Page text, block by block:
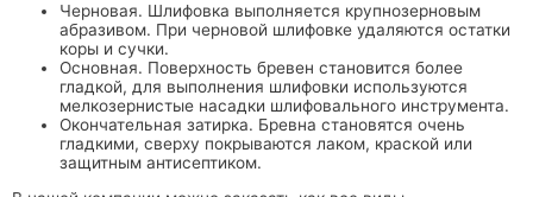
Черновая. Шлифовка выполняется крупнозерновым
абразивом. При черновой шлифовке удаляются остатки
коры и сучки.
Основная. Поверхность бревен становится более
гладкой, для выполнения шлифовки используются
мелкозернистые насадки шлифовального инструмента.
Окончательная затирка. Бревна становятся очень
гладкими, сверху покрываются лаком, краской или
защитным антисептиком.